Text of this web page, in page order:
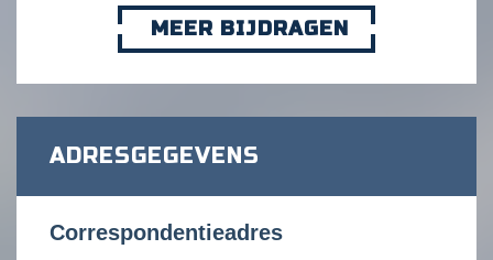
MEER BIJDRAGEN
ADRESGEGEVENS
Correspondentieadres